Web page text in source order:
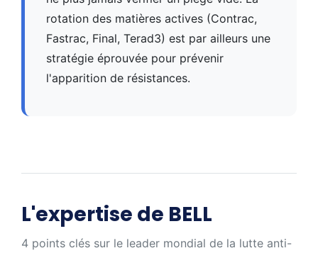
rotation des matières actives (Contrac,
Fastrac, Final, Terad3) est par ailleurs une
stratégie éprouvée pour prévenir
l'apparition de résistances.
L'expertise de BELL
4 points clés sur le leader mondial de la lutte anti-